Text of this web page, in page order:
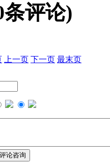
条评论)
上一页 下一页 最末页